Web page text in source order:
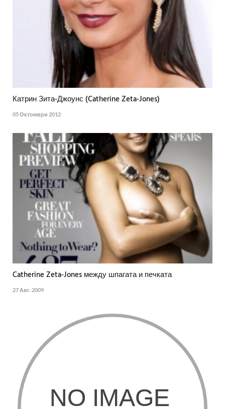
Катрин Зита-Джоунс (Catherine Zeta-Jones)
05 Октомври 2012
Catherine Zeta-Jones между шпагата и печката
27 Авг. 2009